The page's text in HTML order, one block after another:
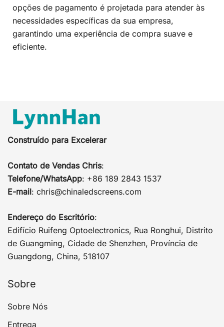
opções de pagamento é projetada para atender às
necessidades específicas da sua empresa,
garantindo uma experiência de compra suave e
eficiente.
Construído para Excelerar
Contato de Vendas Chris:
Telefone/WhatsApp: +86 189 2843 1537
E-mail: chris@chinaledscreens.com
Endereço do Escritório:
Edifício Ruifeng Optoelectronics, Rua Ronghui, Distrito
de Guangming, Cidade de Shenzhen, Província de
Guangdong, China, 518107
Sobre
Sobre Nós
Entrega